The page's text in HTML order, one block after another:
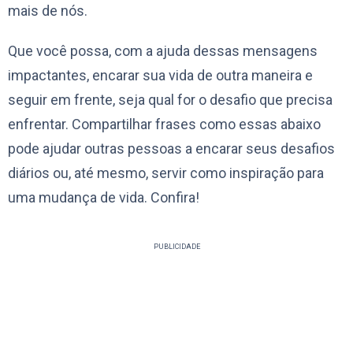
mais de nós.
Que você possa, com a ajuda dessas mensagens
impactantes, encarar sua vida de outra maneira e
seguir em frente, seja qual for o desafio que precisa
enfrentar. Compartilhar frases como essas abaixo
pode ajudar outras pessoas a encarar seus desafios
diários ou, até mesmo, servir como inspiração para
uma mudança de vida. Confira!
PUBLICIDADE